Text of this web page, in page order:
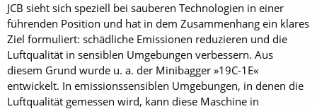
JCB sieht sich speziell bei sauberen Technologien in einer
führenden Position und hat in dem Zusammenhang ein klares
Ziel formuliert: schädliche Emissionen reduzieren und die
Luftqualität in sensiblen Umgebungen verbessern. Aus
diesem Grund wurde u. a. der Minibagger »19C-1E«
entwickelt. In emissionssensiblen Umgebungen, in denen die
Luftqualität gemessen wird, kann diese Maschine in